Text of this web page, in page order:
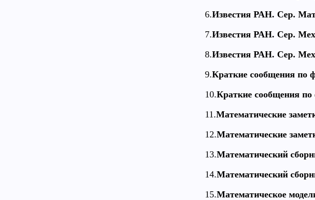
6.Известия РАН. Сер.
7.Известия РАН. Сер.
8.Известия РАН. Сер.
9.Краткие сообщения по
10.Краткие сообщения по
11.Математические
12.Математические
13.Математический
14.Математический
15.Математическое